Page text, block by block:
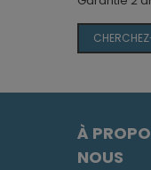
À
NOUS